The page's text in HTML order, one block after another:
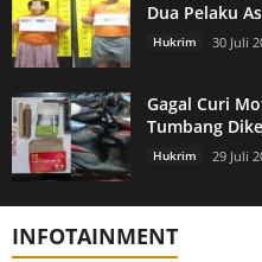
Dua Pelaku
Hukrim 30 Juli
Gagal Curi
Tumbang
Hukrim 29 Juli
INFOTAINMENT